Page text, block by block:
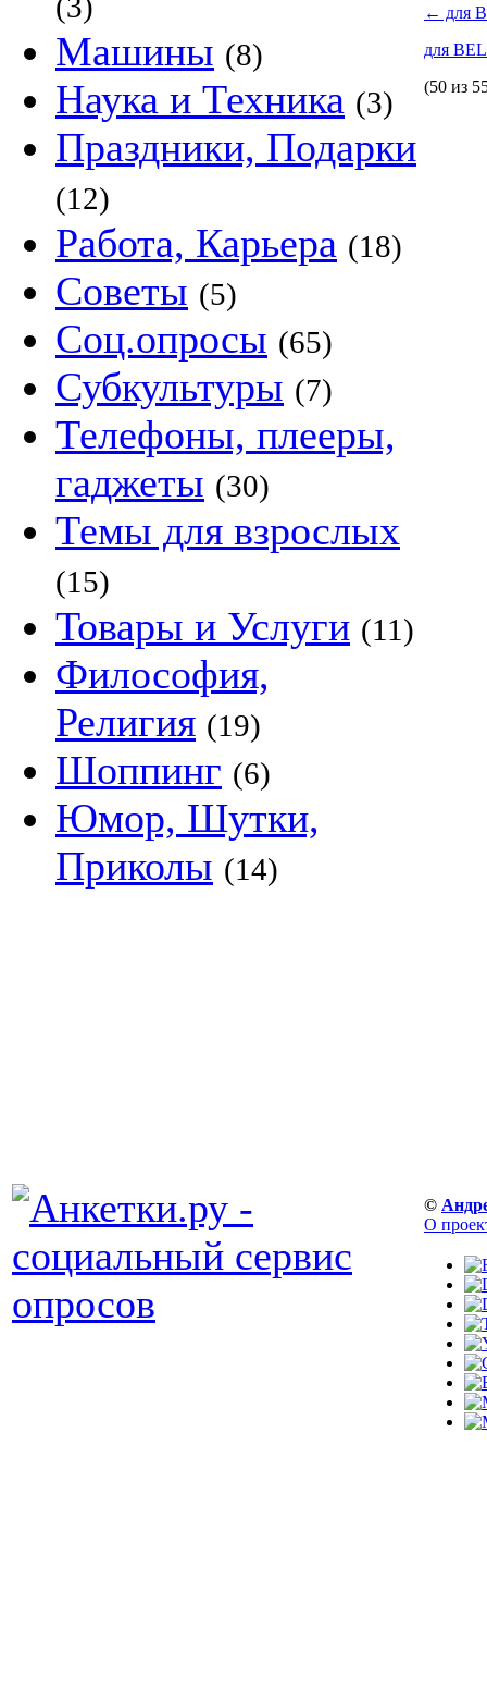
Машины (8)
Наука и Техника (3)
Праздники, Подарки
(12)
Работа, Карьера (18)
Советы (5)
Соц.опросы (65)
Субкультуры (7)
Телефоны, плееры,
гаджеты (30)
Темы для взрослых
(15)
Товары и Услуги (11)
Философия,
Религия (19)
Шоппинг (6)
Юмор, Шутки,
Приколы (14)
← для
для
(50 из
©
О